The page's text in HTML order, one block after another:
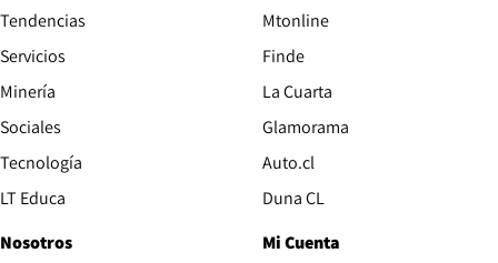
Tendencias
Servicios
Minería
Sociales
Tecnología
LT Educa
Mtonline
Finde
La Cuarta
Glamorama
Auto.cl
Duna CL
Nosotros
Mi Cuenta